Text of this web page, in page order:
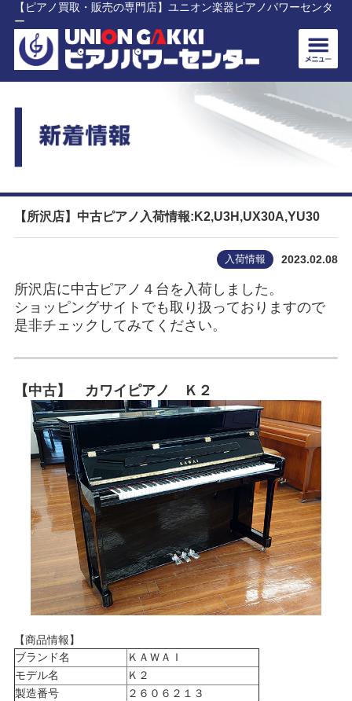
【ピアノ買取・販売の専門店】ユニオン楽器ピアノパワーセンタ
ー
【所沢店】中古ピアノ入荷情報:K2,U3H,UX30A,YU30
入荷情報 2023.02.08
所沢店に中古ピアノ４台を入荷しました。
ショッピングサイトでも取り扱っておりますので
是非チェックしてみてください。
【中古】 カワイピアノ Ｋ２
【商品情報】
ブランド名
ＫＡＷＡＩ
モデル名
Ｋ２
製造番号
２６０６２１３